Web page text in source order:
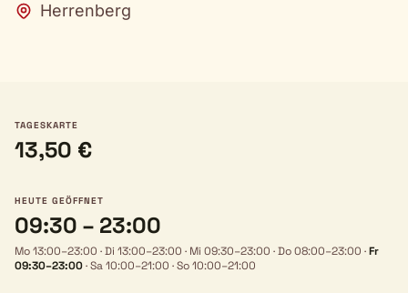
Herrenberg
TAGESKARTE
13,50 €
HEUTE GEÖFFNET
09:30 – 23:00
Mo 13:00–23:00 ·Di 13:00–23:00 · Mi 09:30–23:00 ·Do 08:00–23:00 ·Fr
09:30–23:00·Sa 10:00–21:00 ·So 10:00–21:00